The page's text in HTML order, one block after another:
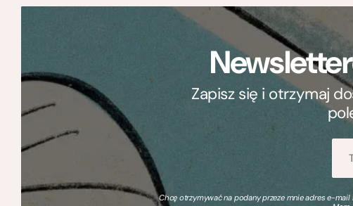
Zapisz się i otrzymaj
Chcę otrzymywać na podany przeze mnie adres e-